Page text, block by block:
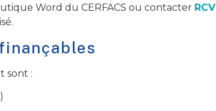
Word du CERFACS ou contacter RCV
sont :
)